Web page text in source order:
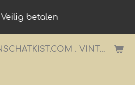
GOUDENSCHATKIST.COM . VINTAGE JUWELIER.
Veilig betalen